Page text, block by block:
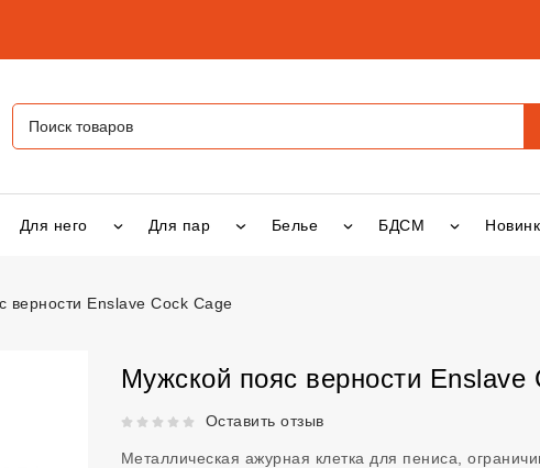
Для него Для пар Белье БДСМ
верности Enslave Cock Cage
Мужской пояс верности Enslave
Рейтинг 5 из 5.Оставить отзыв
Металлическая ажурная клетка для пениса,